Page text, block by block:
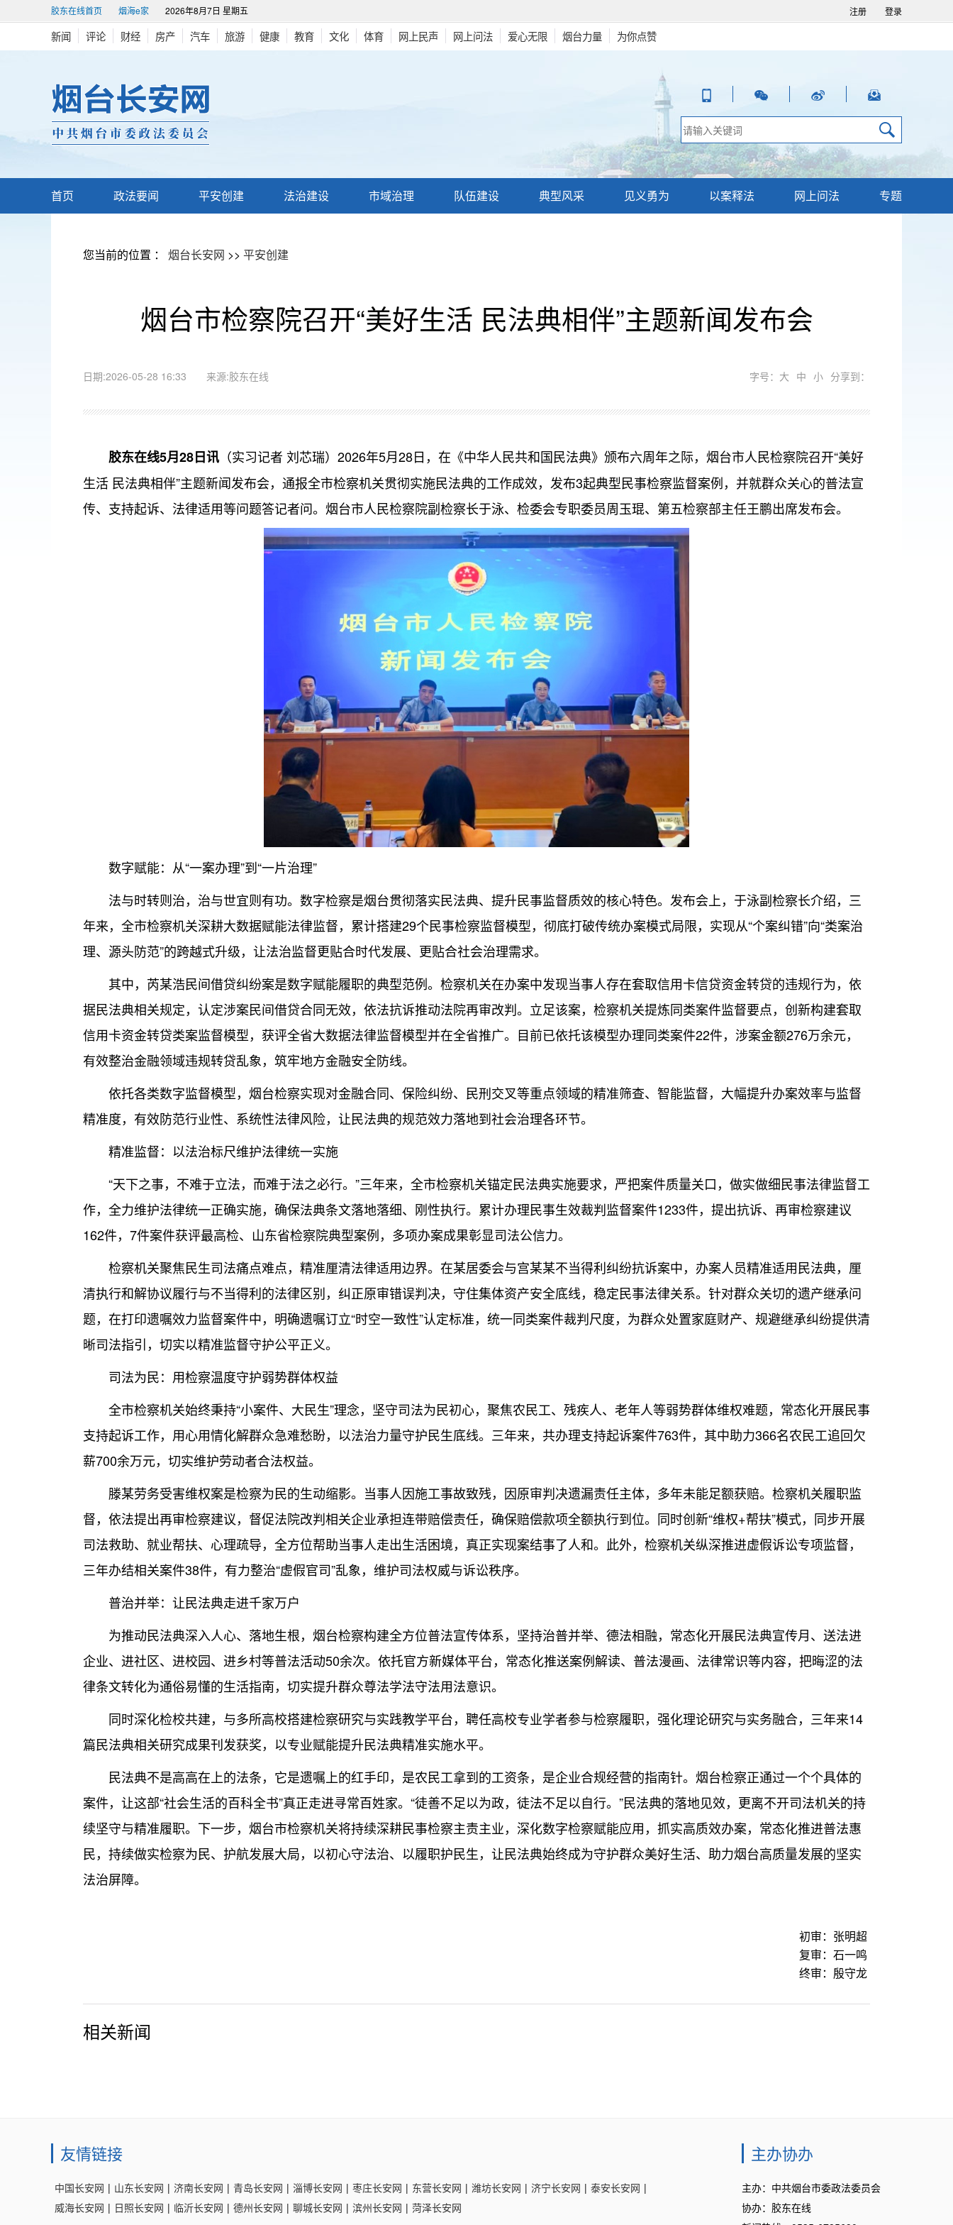
胶东在线首页 烟海e家 2026年8月7日 星期五 注册 登录
新闻 评论 财经 房产 汽车 旅游 健康 教育 文化 体育 网上民声 网上问法 爱心无限 烟台力量 为你点赞
首页 政法要闻 平安创建 法治建设 市域治理 队伍建设 典型风采 见义勇为 以案释法 网上问法 专题
您当前的位置 ： 烟台长安网 >> 平安创建
烟台市检察院召开“美好生活 民法典相伴”主题新闻发布会
日期:2026-05-28 16:33 来源:胶东在线 字号： 大 中 小 分享到：
胶东在线5月28日讯 （实习记者 刘芯瑞）2026年5月28日，在《中华人民共和国民法典》颁布六周年之际，烟台市人民检察院召开“美好
生活 民法典相伴”主题新闻发布会，通报全市检察机关贯彻实施民法典的工作成效，发布3起典型民事检察监督案例，并就群众关心的普法宣
传、支持起诉、法律适用等问题答记者问。烟台市人民检察院副检察长于泳、检委会专职委员周玉琨、第五检察部主任王鹏出席发布会。
数字赋能：从“一案办理”到“一片治理”
法与时转则治，治与世宜则有功。数字检察是烟台贯彻落实民法典、提升民事监督质效的核心特色。发布会上，于泳副检察长介绍，三
年来，全市检察机关深耕大数据赋能法律监督，累计搭建29个民事检察监督模型，彻底打破传统办案模式局限，实现从“个案纠错”向“类案治
理、源头防范”的跨越式升级，让法治监督更贴合时代发展、更贴合社会治理需求。
其中，芮某浩民间借贷纠纷案是数字赋能履职的典型范例。检察机关在办案中发现当事人存在套取信用卡信贷资金转贷的违规行为，依
据民法典相关规定，认定涉案民间借贷合同无效，依法抗诉推动法院再审改判。立足该案，检察机关提炼同类案件监督要点，创新构建套取
信用卡资金转贷类案监督模型，获评全省大数据法律监督模型并在全省推广。目前已依托该模型办理同类案件22件，涉案金额276万余元，
有效整治金融领域违规转贷乱象，筑牢地方金融安全防线。
依托各类数字监督模型，烟台检察实现对金融合同、保险纠纷、民刑交叉等重点领域的精准筛查、智能监督，大幅提升办案效率与监督
精准度，有效防范行业性、系统性法律风险，让民法典的规范效力落地到社会治理各环节。
精准监督：以法治标尺维护法律统一实施
“天下之事，不难于立法，而难于法之必行。”三年来，全市检察机关锚定民法典实施要求，严把案件质量关口，做实做细民事法律监督工
作，全力维护法律统一正确实施，确保法典条文落地落细、刚性执行。累计办理民事生效裁判监督案件1233件，提出抗诉、再审检察建议
162件，7件案件获评最高检、山东省检察院典型案例，多项办案成果彰显司法公信力。
检察机关聚焦民生司法痛点难点，精准厘清法律适用边界。在某居委会与宫某某不当得利纠纷抗诉案中，办案人员精准适用民法典，厘
清执行和解协议履行与不当得利的法律区别，纠正原审错误判决，守住集体资产安全底线，稳定民事法律关系。针对群众关切的遗产继承问
题，在打印遗嘱效力监督案件中，明确遗嘱订立“时空一致性”认定标准，统一同类案件裁判尺度，为群众处置家庭财产、规避继承纠纷提供清
晰司法指引，切实以精准监督守护公平正义。
司法为民：用检察温度守护弱势群体权益
全市检察机关始终秉持“小案件、大民生”理念，坚守司法为民初心，聚焦农民工、残疾人、老年人等弱势群体维权难题，常态化开展民事
支持起诉工作，用心用情化解群众急难愁盼，以法治力量守护民生底线。三年来，共办理支持起诉案件763件，其中助力366名农民工追回欠
薪700余万元，切实维护劳动者合法权益。
滕某劳务受害维权案是检察为民的生动缩影。当事人因施工事故致残，因原审判决遗漏责任主体，多年未能足额获赔。检察机关履职监
督，依法提出再审检察建议，督促法院改判相关企业承担连带赔偿责任，确保赔偿款项全额执行到位。同时创新“维权+帮扶”模式，同步开展
司法救助、就业帮扶、心理疏导，全方位帮助当事人走出生活困境，真正实现案结事了人和。此外，检察机关纵深推进虚假诉讼专项监督，
三年办结相关案件38件，有力整治“虚假官司”乱象，维护司法权威与诉讼秩序。
普治并举：让民法典走进千家万户
为推动民法典深入人心、落地生根，烟台检察构建全方位普法宣传体系，坚持治普并举、德法相融，常态化开展民法典宣传月、送法进
企业、进社区、进校园、进乡村等普法活动50余次。依托官方新媒体平台，常态化推送案例解读、普法漫画、法律常识等内容，把晦涩的法
律条文转化为通俗易懂的生活指南，切实提升群众尊法学法守法用法意识。
同时深化检校共建，与多所高校搭建检察研究与实践教学平台，聘任高校专业学者参与检察履职，强化理论研究与实务融合，三年来14
篇民法典相关研究成果刊发获奖，以专业赋能提升民法典精准实施水平。
民法典不是高高在上的法条，它是遗嘱上的红手印，是农民工拿到的工资条，是企业合规经营的指南针。烟台检察正通过一个个具体的
案件，让这部“社会生活的百科全书”真正走进寻常百姓家。“徒善不足以为政，徒法不足以自行。”民法典的落地见效，更离不开司法机关的持
续坚守与精准履职。下一步，烟台市检察机关将持续深耕民事检察主责主业，深化数字检察赋能应用，抓实高质效办案，常态化推进普法惠
民，持续做实检察为民、护航发展大局，以初心守法治、以履职护民生，让民法典始终成为守护群众美好生活、助力烟台高质量发展的坚实
法治屏障。
初审：张明超
复审：石一鸣
终审：殷守龙
相关新闻
友情链接
中国长安网 | 山东长安网 | 济南长安网 | 青岛长安网 | 淄博长安网 | 枣庄长安网 | 东营长安网 | 潍坊长安网 | 济宁长安网 | 泰安长安网 |
威海长安网 | 日照长安网 | 临沂长安网 | 德州长安网 | 聊城长安网 | 滨州长安网 | 菏泽长安网
主办协办
主办：中共烟台市委政法委员会
协办：胶东在线